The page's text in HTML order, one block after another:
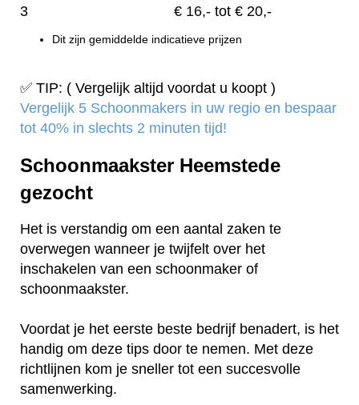
3
€ 16,- tot € 20,-
Dit zijn gemiddelde indicatieve prijzen
✅ TIP: ( Vergelijk altijd voordat u koopt )
Vergelijk 5 Schoonmakers in uw regio en bespaar
tot 40% in slechts 2 minuten tijd!
Schoonmaakster Heemstede
gezocht
Het is verstandig om een aantal zaken te
overwegen wanneer je twijfelt over het
inschakelen van een schoonmaker of
schoonmaakster.
Voordat je het eerste beste bedrijf benadert, is het
handig om deze tips door te nemen. Met deze
richtlijnen kom je sneller tot een succesvolle
samenwerking.